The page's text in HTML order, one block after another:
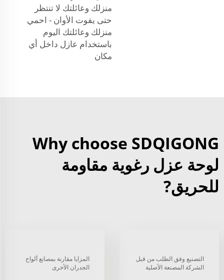
منزلك وعائلتك لا تنتظر
حتى يفوت الأوان - احمي
منزلك وعائلتك اليوم
باستخدام عازل داخل أي
مكان
Why choose SDQIGONG
لوحة عزل رغوية مقاومة
للحريق?
التصنيع وفق الطلب من قبل
الشركة المصنعة الأصلية
المزايا مقارنة بمصانع ألواح
الجدران الأخرى